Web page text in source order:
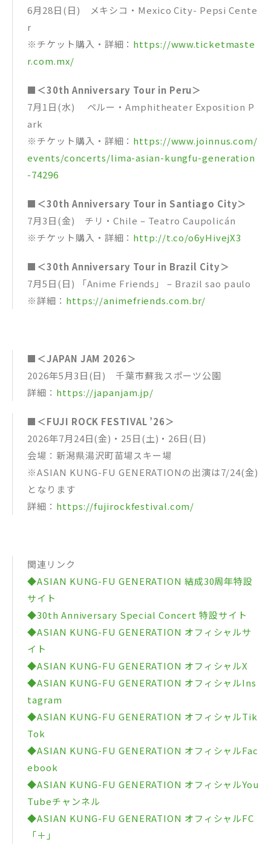
6月28日(日) メキシコ・Mexico City- Pepsi Cente
r
※チケット購入・詳細： https://www.ticketmaste
r.com.mx/
■＜30th Anniversary Tour in Peru＞
7月1日(水) ペルー・Amphitheater Exposition P
ark
※チケット購入・詳細： https://www.joinnus.com/
events/concerts/lima-asian-kungfu-generation
-74296
■＜30th Anniversary Tour in Santiago City＞
7月3日(金) チリ・Chile – Teatro Caupolicán
※チケット購入・詳細： http://t.co/o6yHivejX3
■＜30th Anniversary Tour in Brazil City＞
7月5日(日) 「Anime Friends」 – Brazil sao paulo
※詳細： https://animefriends.com.br/
■＜JAPAN JAM 2026＞
2026年5月3日(日) 千葉市蘇我スポーツ公園
詳細： https://japanjam.jp/
■＜FUJI ROCK FESTIVAL ’26＞
2026年7月24日(金)・25日(土)・26日(日)
会場：新潟県湯沢町苗場スキー場
※ASIAN KUNG-FU GENERATIONの出演は7/24(金)
となります
詳細： https://fujirockfestival.com/
関連リンク
◆ASIAN KUNG-FU GENERATION 結成30周年特設
サイト
◆30th Anniversary Special Concert 特設サイト
◆ASIAN KUNG-FU GENERATION オフィシャルサ
イト
◆ASIAN KUNG-FU GENERATION オフィシャルX
◆ASIAN KUNG-FU GENERATION オフィシャルIns
tagram
◆ASIAN KUNG-FU GENERATION オフィシャルTik
Tok
◆ASIAN KUNG-FU GENERATION オフィシャルFac
ebook
◆ASIAN KUNG-FU GENERATION オフィシャルYou
Tubeチャンネル
◆ASIAN KUNG-FU GENERATION オフィシャルFC
「＋」